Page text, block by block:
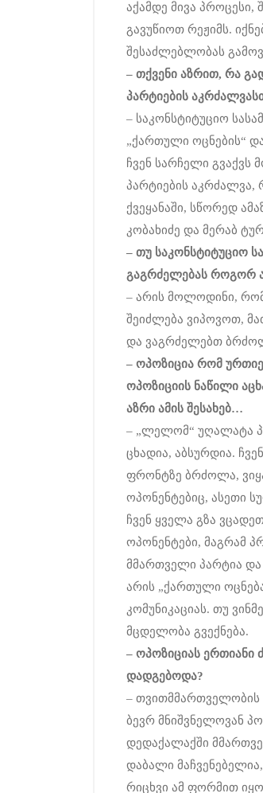
აქამდე მივა
გავუწიოთ რეჟიმს.
შესაძლებლობას
– თქვენი აზრით, რა
პარტიების
– საკონსტიტუციო
„ქართული ოცნების“
ჩვენ სარჩელი გვაქვს
პარტიების აკრძალვა,
ქვეყანაში, სწორედ
კობახიძე და მერაბ
– თუ საკონსტიტუციო
გაგრძელებას როგორ
– არის მოლოდინი, რომ
შეიძლება ვიპოვოთ,
და ვაგრძელებთ
– ოპოზიცია რომ
ოპოზიციის ნაწილი
აზრი ამის შესახებ…
– „ლელომ“ უღალატა
ცხადია, აბსურდია.
ფრონტზე ბრძოლა,
ოპონენტებიც, ასეთი
ჩვენ ყველა გზა
ოპონენტები, მაგრამ
მმართველი პარტია
არის „ქართული
კომუნიკაციას. თუ
მცდელობა გვექნება.
– ოპოზიციას ერთიანი
დადგებოდა?
– თვითმმართველობის
ბევრ მნიშვნელოვან
დედაქალაქში
დაბალი
რიცხვი ამ ფორმით